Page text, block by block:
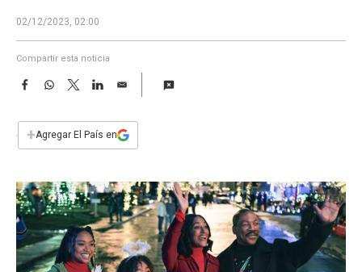
02/12/2023, 02:00
Compartir esta noticia
F
e
b
k
W
s
p
T
w
t
L
n
E
i
l
+Agregar El País en